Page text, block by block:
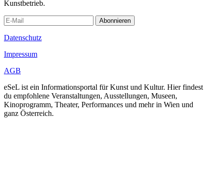
Kunstbetrieb.
Abonnieren
Datenschutz
Impressum
AGB
eSeL ist ein Informationsportal für Kunst und Kultur. Hier findest
du empfohlene Veranstaltungen, Ausstellungen, Museen,
Kinoprogramm, Theater, Performances und mehr in Wien und
ganz Österreich.